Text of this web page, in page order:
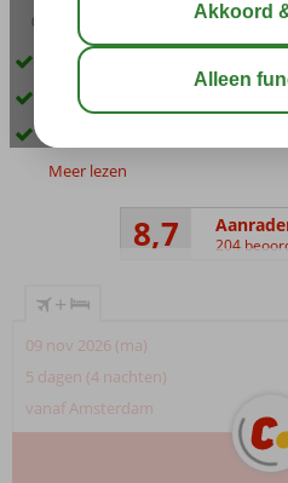
03:45 aug 33°C
Only Adult; min. leeftijd 16 jaar
Gelegen vlak bij het strand
Meer lezen
8,7 204
+
09 nov 2026 (ma)
5 dagen (4 nachten)
vanaf Amsterdam